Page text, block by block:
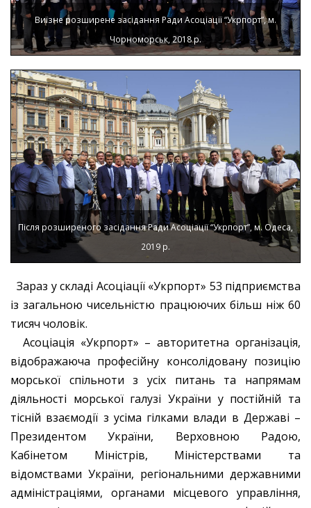
Виїзне розширене засідання Ради Асоціації “Укрпорт”, м.
Чорноморськ, 2018 р.
Після розширеного засідання Ради Асоціації “Укрпорт”, м. Одеса,
2019 р.
Зараз у складі Асоціації «Укрпорт» 53 підприємства
із загальною чисельністю працюючих більш ніж 60
тисяч чоловік.
Асоціація «Укрпорт» – авторитетна організація,
відображаюча професійну консолідовану позицію
морської спільноти з усіх питань та напрямам
діяльності морської галузі України у постійній та
тісній взаємодії з усіма гілками влади в Державі –
Президентом України, Верховною Радою,
Кабінетом Міністрів, Міністерствами та
відомствами України, регіональними державними
адміністраціями, органами місцевого управління,